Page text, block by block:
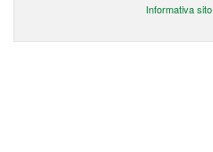
Informativa sito